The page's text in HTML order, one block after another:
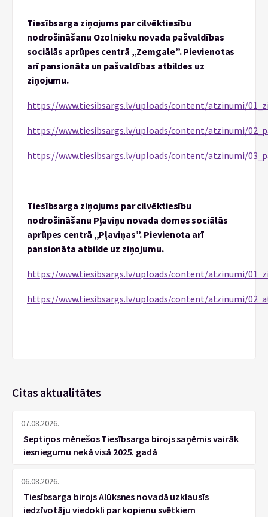
Tiesībsarga ziņojums par cilvēktiesību
nodrošināšanu Ozolnieku novada pašvaldības
sociālās aprūpes centrā „Zemgale”. Pievienotas
arī pansionāta un pašvaldības atbildes uz
ziņojumu.
https://www.tiesibsargs.lv/uploads/content/atzinumi/
https://www.tiesibsargs.lv/uploads/content/atzinumi/
https://www.tiesibsargs.lv/uploads/content/atzinumi/
Tiesībsarga ziņojums par cilvēktiesību
nodrošināšanu Pļaviņu novada domes sociālās
aprūpes centrā „Pļaviņas”. Pievienota arī
pansionāta atbilde uz ziņojumu.
https://www.tiesibsargs.lv/uploads/content/atzinumi/
https://www.tiesibsargs.lv/uploads/content/atzinumi/
Citas aktualitātes
07.08.2026.
Septiņos mēnešos Tiesībsarga birojs saņēmis vairāk
iesniegumu nekā visā 2025. gadā
06.08.2026.
Tiesībsarga birojs Alūksnes novadā uzklausīs
iedzīvotāju viedokli par kopienu svētkiem